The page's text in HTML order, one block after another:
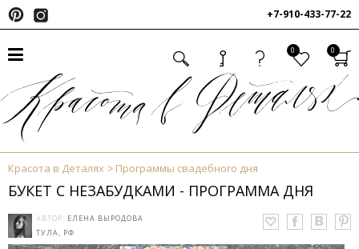
+7-910-433-77-22
0 0
Красота в Деталях Программы свадебного дня
БУКЕТ С НЕЗАБУДКАМИ - ПРОГРАММА ДНЯ
АВТОР: ЕЛЕНА ВЫРОДОВА
ТУЛА, РФ